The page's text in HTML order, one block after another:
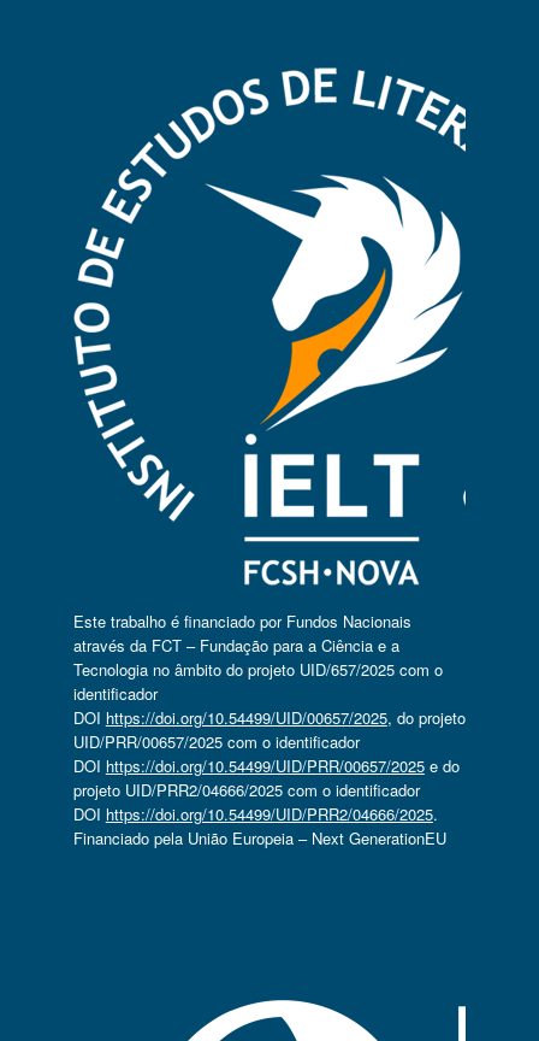
Este trabalho é financiado por Fundos Nacionais
através da FCT – Fundação para a Ciência e a
Tecnologia no âmbito do projeto UID/657/2025 com o
identificador
DOI https://doi.org/10.54499/UID/00657/2025, do projeto
UID/PRR/00657/2025 com o identificador
DOI https://doi.org/10.54499/UID/PRR/00657/2025e do
projeto UID/PRR2/04666/2025 com o identificador
DOI https://doi.org/10.54499/UID/PRR2/04666/2025.
Financiado pela União Europeia – Next GenerationEU